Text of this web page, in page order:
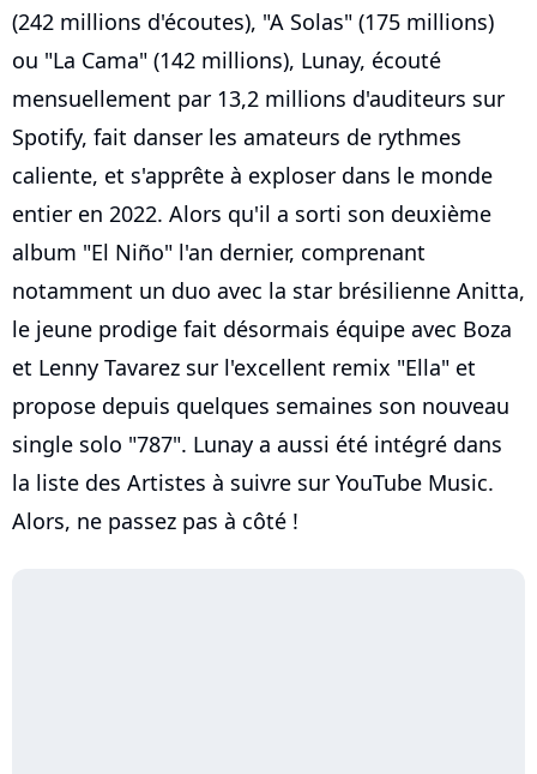
(242 millions d'écoutes), "A Solas" (175 millions)
ou "La Cama" (142 millions), Lunay, écouté
mensuellement par 13,2 millions d'auditeurs sur
Spotify, fait danser les amateurs de rythmes
caliente, et s'apprête à exploser dans le monde
entier en 2022. Alors qu'il a sorti son deuxième
album "El Niño" l'an dernier, comprenant
notamment un duo avec la star brésilienne Anitta,
le jeune prodige fait désormais équipe avec Boza
et Lenny Tavarez sur l'excellent remix "Ella" et
propose depuis quelques semaines son nouveau
single solo "787". Lunay a aussi été intégré dans
la liste des Artistes à suivre sur YouTube Music.
Alors, ne passez pas à côté !